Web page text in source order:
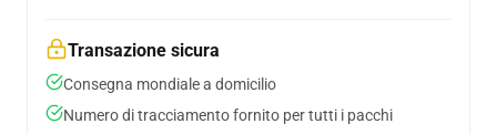
Transazione sicura
Consegna mondiale a domicilio
Numero di tracciamento fornito per tutti i pacchi